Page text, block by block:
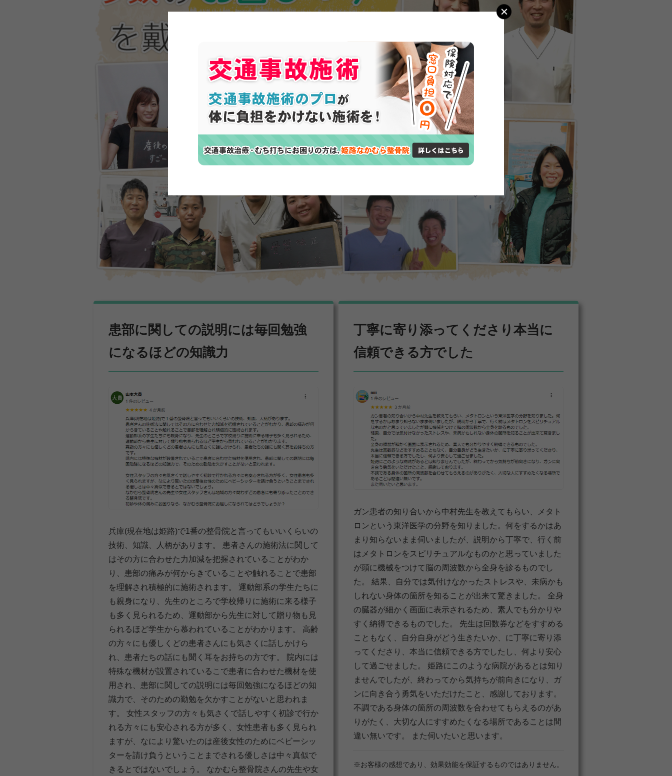
患部に関しての説明には毎回勉強
になるほどの知識力
兵庫(現在地は姫路)で1番の整骨院と言ってもいいくらいの
技術、知識、人柄があります。 患者さんの施術法に関して
はその方に合わせた力加減を把握されていることがわか
り、患部の痛みが何からきていることや触れることで患部
を理解され積極的に施術されます。 運動部系の学生たちに
も親身になり、先生のところで学校帰りに施術に来る様子
も多く見られるため、運動部から先生に対して贈り物も見
られるほど学生から慕われていることがわかります。 高齢
の方々にも優しくどの患者さんにも気さくに話しかけら
れ、患者たちの話にも聞く耳をお持ちの方です。 院内には
特殊な機材が設置されているこで患者に合わせた機材を使
用され、患部に関しての説明には毎回勉強になるほどの知
識力で、そのための勤勉を欠かすことがないと思われま
す。 女性スタッフの方々も気さくで話しやすく初診で行か
れる方々にも安心される方が多く、女性患者も多く見られ
ますが、なにより驚いたのは産後女性のためにベビーシッ
ターを請け負うということまでされる優しさは中々真似で
きるとではないでしょう。 なかむら整骨院さんの先生や女
丁寧に寄り添ってくださり本当に
信頼できる方でした
ガン患者の知り合いから中村先生を教えてもらい、メタト
ロンという東洋医学の分野を知りました。何をするかはあ
まり知らないまま伺いましたが、説明から丁寧で、行く前
はメタトロンをスピリチュアルなものかと思っていました
が頭に機械をつけて脳の周波数から全身を診るものでし
た。 結果、自分では気付けなかったストレスや、未病かも
しれない身体の箇所を知ることが出来て驚きました。 全身
の臓器が細かく画面に表示されるため、素人でも分かりや
すく納得できるものでした。 先生は回数券などをすすめる
こともなく、自分自身がどう生きたいか、に丁寧に寄り添
ってくださり、本当に信頼できる方でしたし、何より安心
して過ごせました。 姫路にこのような病院があるとは知り
ませんでしたが、終わってから気持ちが前向きになり、ガ
ンに向き合う勇気をいただけたこと、感謝しております。
不調である身体の箇所の周波数を合わせてもらえるのがあ
りがたく、大切な人にすすめたくなる場所であることは間
違い無いです。 また伺いたいと思います。
※お客様の感想であり、効果効能を保証するものではありません。